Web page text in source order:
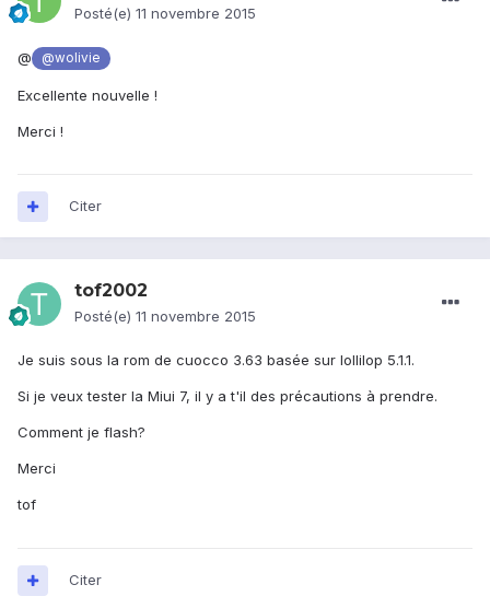
Posté(e) 11 novembre 2015
@ @wolivie
Excellente nouvelle !
Merci !
Citer
tof2002
Posté(e) 11 novembre 2015
Je suis sous la rom de cuocco 3.63 basée sur lollilop 5.1.1.
Si je veux tester la Miui 7, il y a t'il des précautions à prendre.
Comment je flash?
Merci
tof
Citer